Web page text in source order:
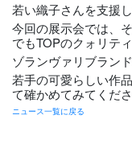
若い織子さんを支援
今回の展示会では、
でもTOPのクォリテ
ゾランヴァリブラン
若手の可愛らしい作
て確かめてみてくださ
ニュース一覧に戻る